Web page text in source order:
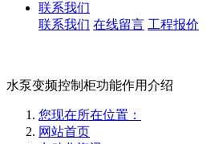
联系我们
联系我们 在线留言 工程报价
水泵变频控制柜功能作用介绍
您现在所在位置：
网站首页